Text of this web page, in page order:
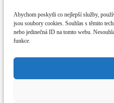
Abychom poskytli co nejlepší služby,
jsou soubory cookies. Souhlas s těmito
nebo jedinečná ID na tomto webu.
funkce.